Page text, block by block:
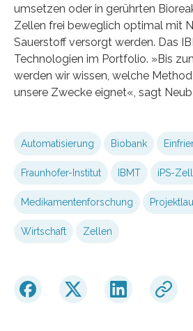
umsetzen oder in gerührten
Zellen frei beweglich optimal mit
Sauerstoff versorgt werden. Das
Technologien im Portfolio. »Bis
werden wir wissen, welche
unsere Zwecke eignet«, sagt
Automatisierung Biobank
Fraunhofer-Institut IBMT iPS-
Medikamentenforschung
Wirtschaft Zellen